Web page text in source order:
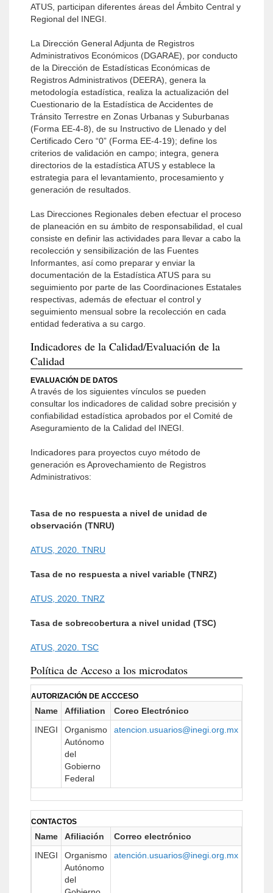
ATUS, participan diferentes áreas del Ámbito Central y
Regional del INEGI.
La Dirección General Adjunta de Registros
Administrativos Económicos (DGARAE), por conducto
de la Dirección de Estadísticas Económicas de
Registros Administrativos (DEERA), genera la
metodología estadística, realiza la actualización del
Cuestionario de la Estadística de Accidentes de
Tránsito Terrestre en Zonas Urbanas y Suburbanas
(Forma EE-4-8), de su Instructivo de Llenado y del
Certificado Cero “0” (Forma EE-4-19); define los
criterios de validación en campo; integra, genera
directorios de la estadística ATUS y establece la
estrategia para el levantamiento, procesamiento y
generación de resultados.
Las Direcciones Regionales deben efectuar el proceso
de planeación en su ámbito de responsabilidad, el cual
consiste en definir las actividades para llevar a cabo la
recolección y sensibilización de las Fuentes
Informantes, así como preparar y enviar la
documentación de la Estadística ATUS para su
seguimiento por parte de las Coordinaciones Estatales
respectivas, además de efectuar el control y
seguimiento mensual sobre la recolección en cada
entidad federativa a su cargo.
Indicadores de la Calidad/Evaluación de la
Calidad
EVALUACIÓN DE DATOS
A través de los siguientes vínculos se pueden
consultar los indicadores de calidad sobre precisión y
confiabilidad estadística aprobados por el Comité de
Aseguramiento de la Calidad del INEGI.
Indicadores para proyectos cuyo método de
generación es Aprovechamiento de Registros
Administrativos:
Tasa de no respuesta a nivel de unidad de
observación (TNRU)
ATUS, 2020. TNRU
Tasa de no respuesta a nivel variable (TNRZ)
ATUS, 2020. TNRZ
Tasa de sobrecobertura a nivel unidad (TSC)
ATUS, 2020. TSC
Política de Acceso a los microdatos
AUTORIZACIÓN DE ACCCESO
Name Affiliation Coreo Electrónico
INEGI
Organismo
Autónomo
del
Gobierno
Federal
atencion.usuarios@inegi.org.mx
CONTACTOS
Name Afiliación Correo electrónico
INEGI
Organismo
Autónomo
del
atención.usuarios@inegi.org.mx